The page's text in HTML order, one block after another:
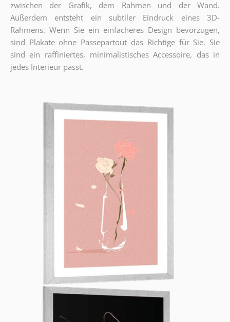
zwischen der Grafik, dem Rahmen und der Wand.
Außerdem entsteht ein subtiler Eindruck eines 3D-
Rahmens. Wenn Sie ein einfacheres Design bevorzugen,
sind Plakate ohne Passepartout das Richtige für Sie. Sie
sind ein raffiniertes, minimalistisches Accessoire, das in
jedes Interieur passt.